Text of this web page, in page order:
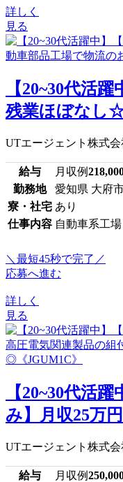
詳しく
見る
【20~30代活
残業ほぼなし
UTエージェント株式会
給与 月収例
勤務地
愛知県 大府
寮・社宅 あり
仕事内容 自動車系工
＼最短45秒で完了／
応募へ進む
詳しく
見る
【20~30代活
み】月収25万
UTエージェント株式会
給与 月収例